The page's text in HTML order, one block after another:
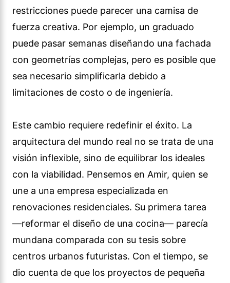
restricciones puede parecer una camisa de
fuerza creativa. Por ejemplo, un graduado
puede pasar semanas diseñando una fachada
con geometrías complejas, pero es posible que
sea necesario simplificarla debido a
limitaciones de costo o de ingeniería.
Este cambio requiere redefinir el éxito. La
arquitectura del mundo real no se trata de una
visión inflexible, sino de equilibrar los ideales
con la viabilidad. Pensemos en Amir, quien se
une a una empresa especializada en
renovaciones residenciales. Su primera tarea
—reformar el diseño de una cocina— parecía
mundana comparada con su tesis sobre
centros urbanos futuristas. Con el tiempo, se
dio cuenta de que los proyectos de pequeña